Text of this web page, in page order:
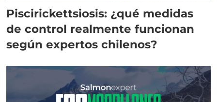
Piscirickettsiosis: ¿qué medidas
de control realmente funcionan
según expertos chilenos?